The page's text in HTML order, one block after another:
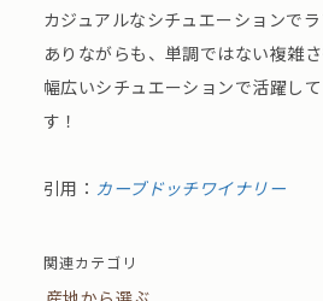
カジュアルなシチュエーションで
ありながらも、単調ではない複雑さ
幅広いシチュエーションで活躍し
す！
引用： カーブドッチワイナリー
関連カテゴリ